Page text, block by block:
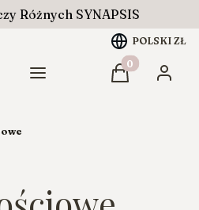
Różnych SYNAPSIS
POLSKI ZŁ
Menu Produkty w
Koszyk